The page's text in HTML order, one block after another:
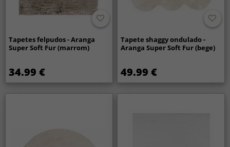
Tapetes felpudos - Aranga
Super Soft Fur (marrom)
34.99 €
Tapete shaggy ondulado -
Aranga Super Soft Fur (bege)
49.99 €